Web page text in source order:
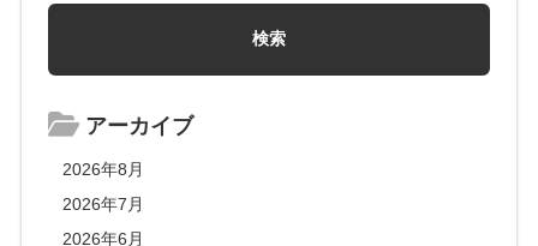
アーカイブ
2026年8月
2026年7月
2026年6月